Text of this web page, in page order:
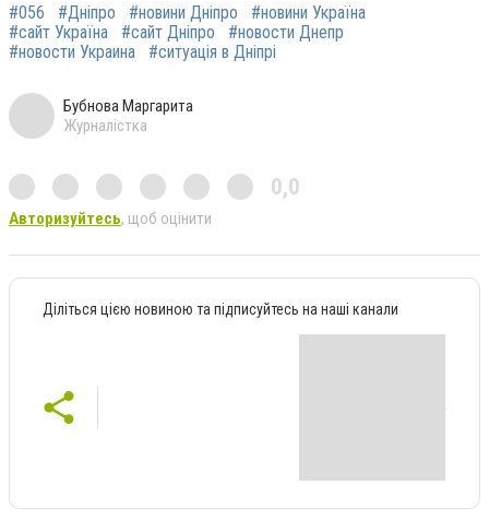
#056 #Дніпро #новини Дніпро
#новини Україна
#сайт Україна
#сайт Дніпро
#новости Днепр
#новости Украина
#ситуація в Дніпрі
Бубнова Маргарита
Журналістка
0,0
Авторизуйтесь, щоб оцінити
Діліться цією новиною та підписуйтесь на наші канали